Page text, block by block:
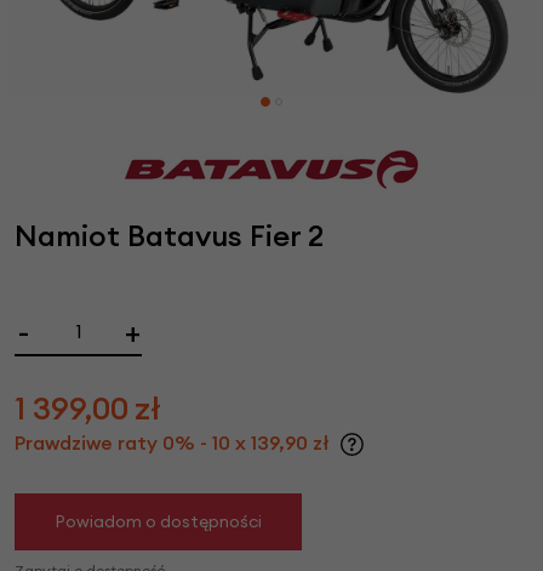
Namiot Batavus Fier 2
- +
1 399,00 zł
Prawdziwe raty 0% - 10 x 139,90 zł
Powiadom o dostępności